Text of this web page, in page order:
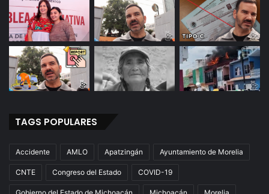
TAGS POPULARES
Accidente AMLO Apatzingán Ayuntamiento de Morelia
CNTE Congreso del Estado COVID-19